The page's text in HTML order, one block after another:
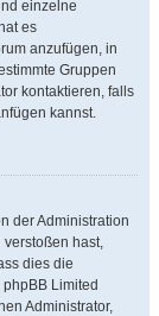
einzelne
es
anzufügen, in
Gruppen
kontaktieren, falls
kannst.
der Administration
hast,
dies die
Limited
Administrator,